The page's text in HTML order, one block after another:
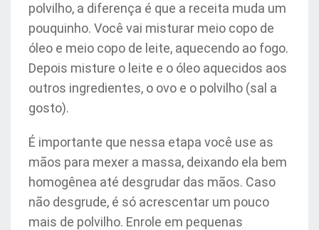
polvilho, a diferença é que a receita muda um
pouquinho. Você vai misturar meio copo de
óleo e meio copo de leite, aquecendo ao fogo.
Depois misture o leite e o óleo aquecidos aos
outros ingredientes, o ovo e o polvilho (sal a
gosto).
É importante que nessa etapa você use as
mãos para mexer a massa, deixando ela bem
homogênea até desgrudar das mãos. Caso
não desgrude, é só acrescentar um pouco
mais de polvilho. Enrole em pequenas